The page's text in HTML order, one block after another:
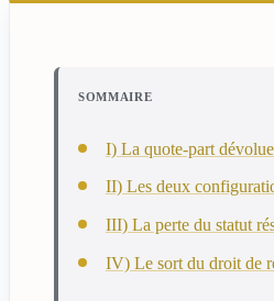
SOMMAIRE
I) La quote-part
II) Les deux
III) La perte du statut
IV) Le sort du droit de